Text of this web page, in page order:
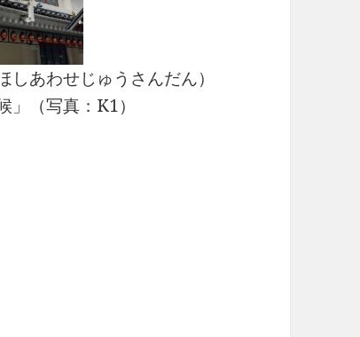
あわせじゅうさんだん）
」（写真：K1）